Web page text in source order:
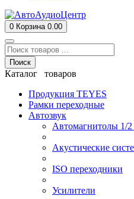
0 Корзина 0.00
Поиск
Каталог товаров
Продукция TEYES
Рамки переходные
Автозвук
Автомагнитолы 1/
Акустические
ISO переходники
Усилители